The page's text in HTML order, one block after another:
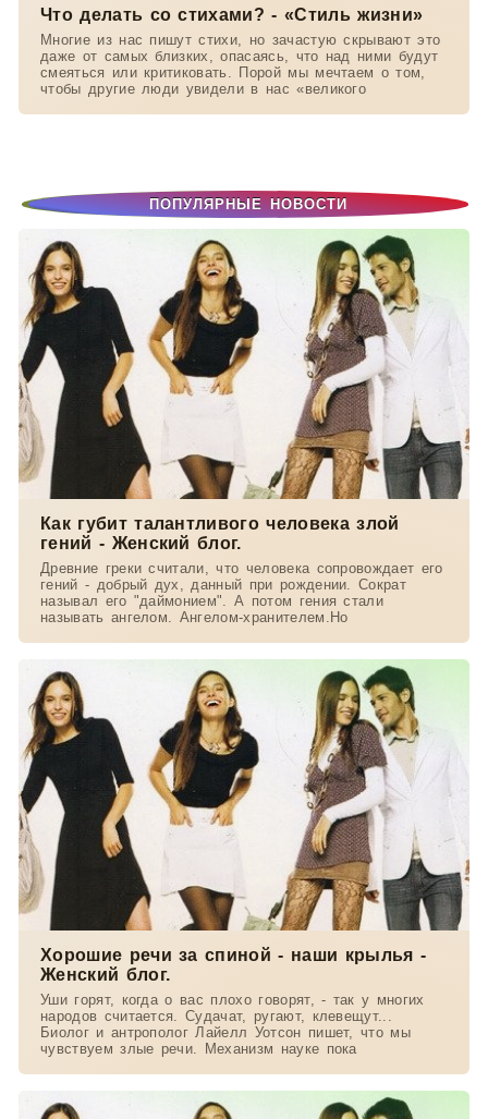
Что делать со стихами? - «Стиль жизни»
Многие из нас пишут стихи, но зачастую скрывают это
даже от самых близких, опасаясь, что над ними будут
смеяться или критиковать. Порой мы мечтаем о том,
чтобы другие люди увидели в нас «великого
ПОПУЛЯРНЫЕ НОВОСТИ
Как губит талантливого человека злой
гений - Женский блог.
Древние греки считали, что человека сопровождает его
гений - добрый дух, данный при рождении. Сократ
называл его "даймонием". А потом гения стали
называть ангелом. Ангелом-хранителем.Но
Хорошие речи за спиной - наши крылья -
Женский блог.
Уши горят, когда о вас плохо говорят, - так у многих
народов считается. Судачат, ругают, клевещут...
Биолог и антрополог Лайелл Уотсон пишет, что мы
чувствуем злые речи. Механизм науке пока